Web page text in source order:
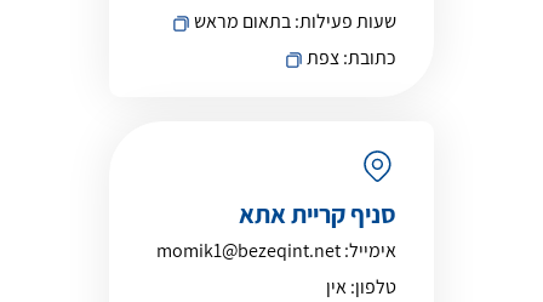
שעות פעילות:בתאום מראש
כתובת:צפת
סניף קריית אתא
אימייל:momik1@bezeqint.net
טלפון:אין